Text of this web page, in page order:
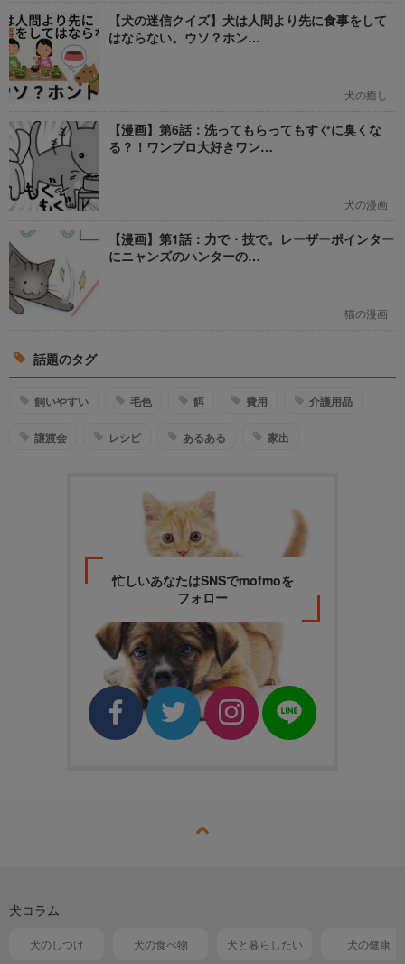
【犬の迷信クイズ】犬は人間より先に食事をして
はならない。ウソ？ホン…
犬の癒し
【漫画】第6話：洗ってもらってもすぐに臭くな
る？！ワンプロ大好きワン…
犬の漫画
【漫画】第1話：力で・技で。レーザーポインター
にニャンズのハンターの…
猫の漫画
話題のタグ
飼いやすい 毛色 餌 費用 介護用品
譲渡会 レシピ あるある 家出
忙しいあなたはSNSでmofmoを
フォロー
犬コラム
犬のしつけ 犬の食べ物 犬と暮らしたい 犬の健康